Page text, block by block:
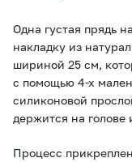
Одна густая прядь
накладку из
шириной 25 см,
с помощью 4-х
силиконовой
держится на голове
Процесс